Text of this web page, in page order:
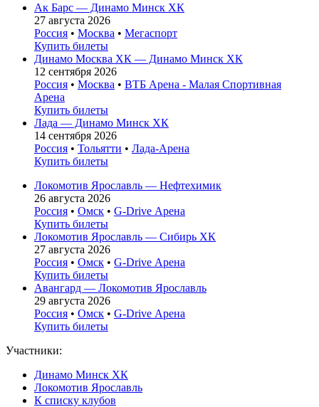
Ак Барс — Динамо Минск ХК
27 августа 2026
Россия • Москва • Мегаспорт
Купить билеты
Динамо Москва ХК — Динамо Минск ХК
12 сентября 2026
Россия • Москва • ВТБ Арена - Малая Спортивная
Арена
Купить билеты
Лада — Динамо Минск ХК
14 сентября 2026
Россия • Тольятти • Лада-Арена
Купить билеты
Локомотив Ярославль — Нефтехимик
26 августа 2026
Россия • Омск • G-Drive Арена
Купить билеты
Локомотив Ярославль — Сибирь ХК
27 августа 2026
Россия • Омск • G-Drive Арена
Купить билеты
Авангард — Локомотив Ярославль
29 августа 2026
Россия • Омск • G-Drive Арена
Купить билеты
Участники:
Динамо Минск ХК
Локомотив Ярославль
К списку клубов